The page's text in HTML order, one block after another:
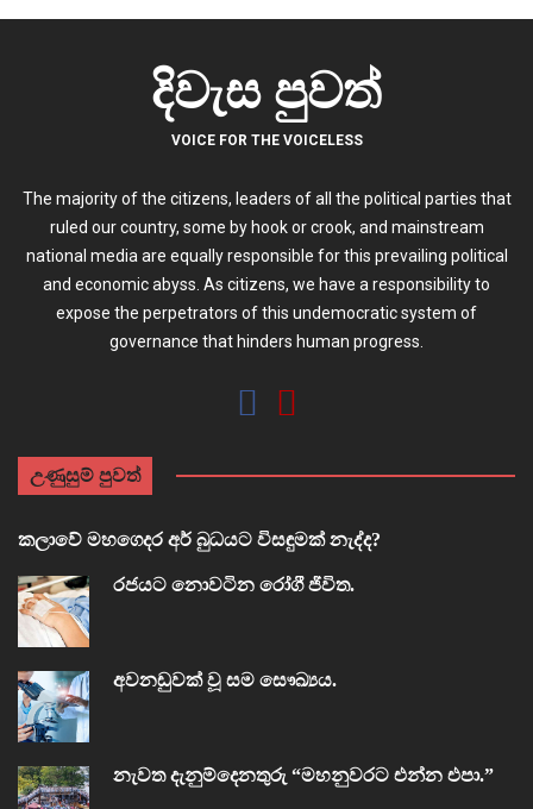
දිවැස පුවත්
VOICE FOR THE VOICELESS
The majority of the citizens, leaders of all the political parties that
ruled our country, some by hook or crook, and mainstream
national media are equally responsible for this prevailing political
and economic abyss. As citizens, we have a responsibility to
expose the perpetrators of this undemocratic system of
governance that hinders human progress.
උණුසුම් පුවත්
කලාවේ මහගෙදර අර් බුධයට විසඳුමක් නැද්ද?
රජයට නොවටින රෝගී ජීවිත.
අවනඩුවක් වූ සම සෞඛ්‍යය.
නැවත දැනුම්දෙනතුරු “මහනුවරට එන්න එපා.”